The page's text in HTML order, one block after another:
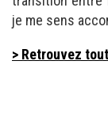
je me sens
> Retrouvez